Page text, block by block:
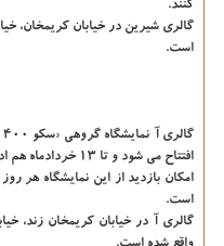
کنند.
است.
گالری آ
افتتاح می شود و تا ۱۳ خردادماه هم ادامه دارد.
است.